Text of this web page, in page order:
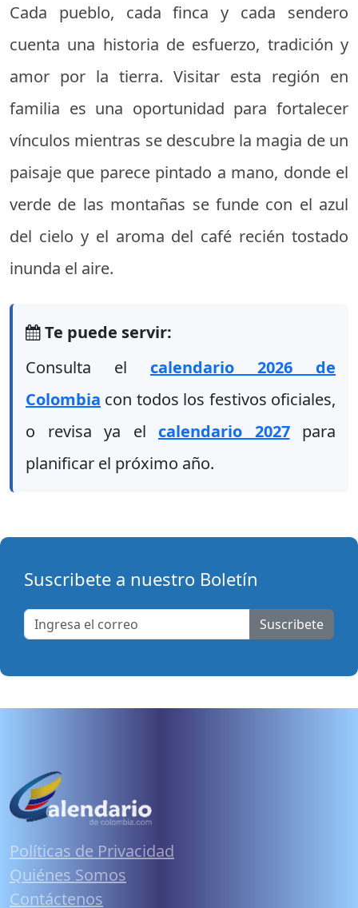
Cada pueblo, cada finca y cada sendero
cuenta una historia de esfuerzo, tradición y
amor por la tierra. Visitar esta región en
familia es una oportunidad para fortalecer
vínculos mientras se descubre la magia de un
paisaje que parece pintado a mano, donde el
verde de las montañas se funde con el azul
del cielo y el aroma del café recién tostado
inunda el aire.
Te puede servir:
Consulta el calendario 2026 de
Colombia con todos los festivos oficiales,
o revisa ya el calendario 2027para
planificar el próximo año.
Suscribete a nuestro Boletín
Suscribete
Políticas de Privacidad
Quiénes Somos
Contáctenos